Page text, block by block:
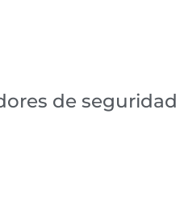
de